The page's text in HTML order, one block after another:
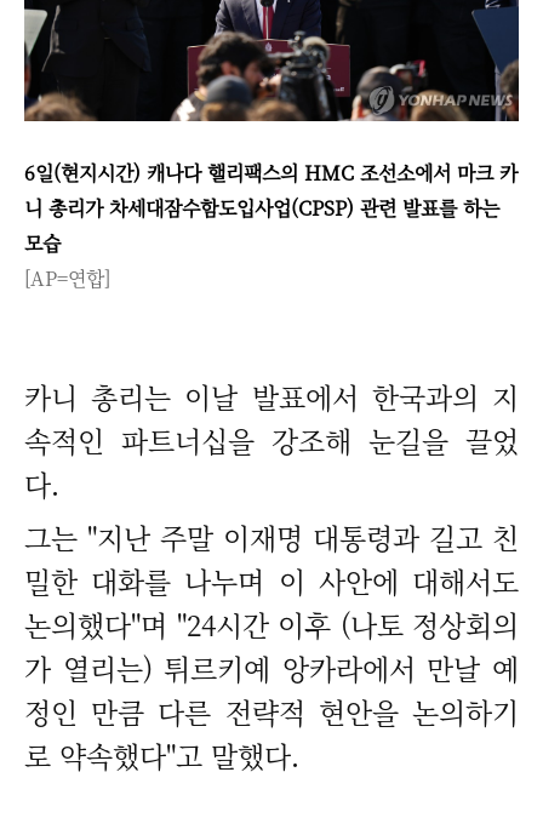
6일(현지시간) 캐나다 핼리팩스의 HMC 조선소에서 마크 카
니 총리가 차세대잠수함도입사업(CPSP) 관련 발표를 하는
모습
[AP=연합]
카니 총리는 이날 발표에서 한국과의 지
속적인 파트너십을 강조해 눈길을 끌었
다.
그는 "지난 주말 이재명 대통령과 길고 친
밀한 대화를 나누며 이 사안에 대해서도
논의했다"며 "24시간 이후 (나토 정상회의
가 열리는) 튀르키예 앙카라에서 만날 예
정인 만큼 다른 전략적 현안을 논의하기
로 약속했다"고 말했다.